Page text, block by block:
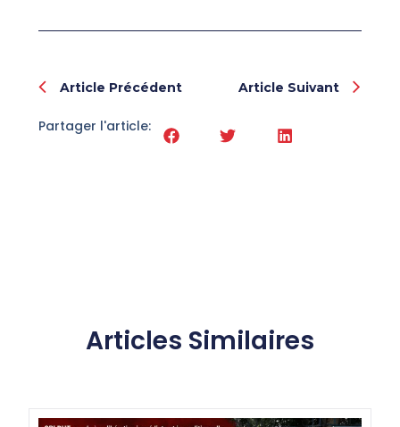
Prev
Article Précédent Article Suivant
Partager l'article:
Articles Similaires